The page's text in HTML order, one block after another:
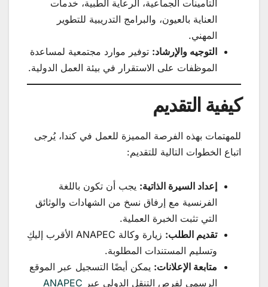
التأمينات الجماعية، الرعاية الطبية، خدمات
العناية بالعيون، والبرامج التدريبية للتطوير
المهني.
التوجيه والإرشاد: توفير موارد مجتمعية لمساعدة
الموظفات على الاستقرار في بيئة العمل الدولية.
كيفية التقديم
للمهتمات بهذه الفرصة المميزة للعمل في كندا، يُرجى
اتباع الخطوات التالية للتقديم:
إعداد السيرة الذاتية: يجب أن تكون باللغة
الفرنسية مع إرفاق نسخ من الشهادات والوثائق
التي تثبت الخبرة العملية.
تقديم الطلب:
زيارة وكالة ANAPEC الأقرب إليكِ
وتسليم المستندات المطلوبة.
متابعة الإعلانات: يمكن أيضًا التسجيل عبر الموقع
الرسمي لفرص التنقل الدولي عبر ANAPEC